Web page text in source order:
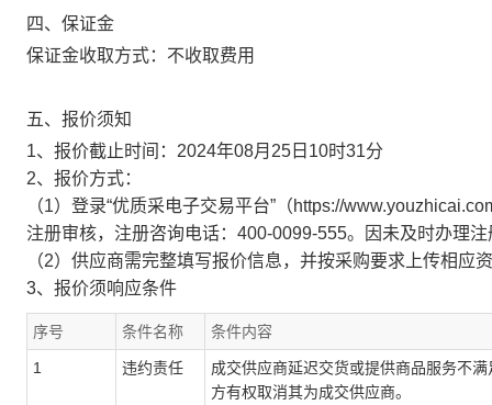
四、保证金
保证金收取方式：不收取费用
五、报价须知
1、报价截止时间：2024年08月25日10时31分
2、报价方式：
（1）登录“优质采电子交易平台”（https://
注册审核，注册咨询电话：400-0099-555。因未及时办理
（2）供应商需完整填写报价信息，并按采购要求上传相
3、报价须响应条件
序号 条件名称 条件内容
1 违约责任
成交供应商延迟交货或提供商品服务不
方有权取消其为成交供应商。